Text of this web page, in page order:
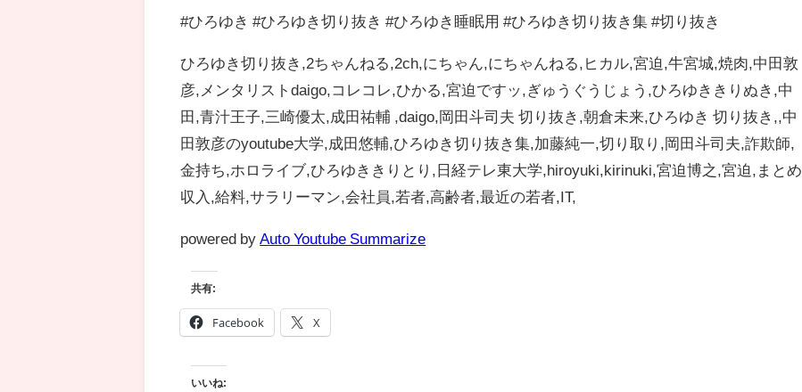
#ひろゆき #ひろゆき切り抜き #ひろゆき睡眠用 #ひろゆき切り抜き集 #切り抜き
ひろゆき切り抜き,2ちゃんねる,2ch,にちゃん,にちゃんねる,ヒカル,宮迫,牛宮城,焼肉,中田敦
彦,メンタリストdaigo,コレコレ,ひかる,宮迫ですッ,ぎゅうぐうじょう,ひろゆききりぬき,中
田,青汁王子,三崎優太,成田祐輔 ,daigo,岡田斗司夫 切り抜き,朝倉未来,ひろゆき 切り抜き,,中
田敦彦のyoutube大学,成田悠輔,ひろゆき切り抜き集,加藤純一,切り取り,岡田斗司夫,詐欺師,
金持ち,ホロライブ,ひろゆききりとり,日経テレ東大学,hiroyuki,kirinuki,宮迫博之,宮迫,まとめ,
収入,給料,サラリーマン,会社員,若者,高齢者,最近の若者,IT,
powered by Auto Youtube Summarize
共有:
Facebook X
いいね: